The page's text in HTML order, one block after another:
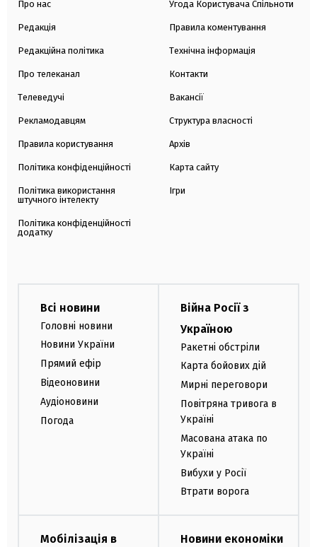
Про нас
Редакція
Редакційна політика
Про телеканал
Телеведучі
Рекламодавцям
Правила користування
Політика конфіденційності
Політика використання
штучного інтелекту
Політика конфіденційності
додатку
Угода Користувача Спільноти
Правила коментування
Технічна інформація
Контакти
Вакансії
Структура власності
Архів
Карта сайту
Ігри
Всі новини
Головні новини
Новини України
Прямий ефір
Відеоновини
Аудіоновини
Погода
Війна Росії з
Україною
Ракетні обстріли
Карта бойових дій
Мирні переговори
Повітряна тривога в
Україні
Масована атака по
Україні
Вибухи у Росії
Втрати ворога
Мобілізація в
Новини економіки